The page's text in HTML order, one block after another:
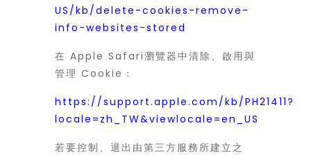
US/kb/delete-cookies-remove-
info-websites-stored
在 Apple Safari瀏覽器中清除、啟用與
管理 Cookie：
https://support.apple.com/kb/PH21411?
locale=zh_TW&viewlocale=en_US
若要控制、退出由第三方服務所建立之